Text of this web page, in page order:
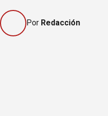
Por Redacción